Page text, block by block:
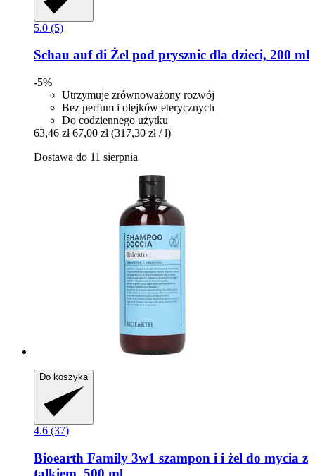
5.0 (5)
Schau auf di Żel pod prysznic dla dzieci, 200 ml
-5%
Utrzymuje zrównoważony rozwój
Bez perfum i olejków eterycznych
Do codziennego użytku
63,46 zł 67,00 zł (317,30 zł / l)
Dostawa do 11 sierpnia
Do koszyka
4.6 (37)
Bioearth Family 3w1 szampon i i żel do mycia z